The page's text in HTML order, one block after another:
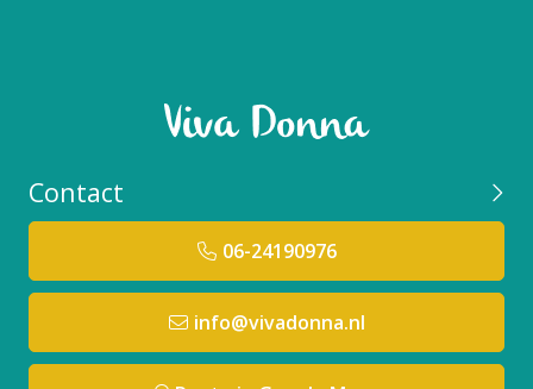
Contact
06-24190976
info@vivadonna.nl